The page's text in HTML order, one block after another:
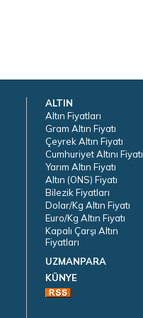
ALTIN
Altın Fiyatları
Gram Altın Fiyatı
Çeyrek Altın Fiyatı
Cumhuriyet Altını Fiyatı
Yarım Altın Fiyatı
Altın (ONS) Fiyatı
Bilezik Fiyatları
Dolar/Kg Altın Fiyatı
Euro/Kg Altın Fiyatı
Kapalı Çarşı Altın
Fiyatları
UZMANPARA
KÜNYE